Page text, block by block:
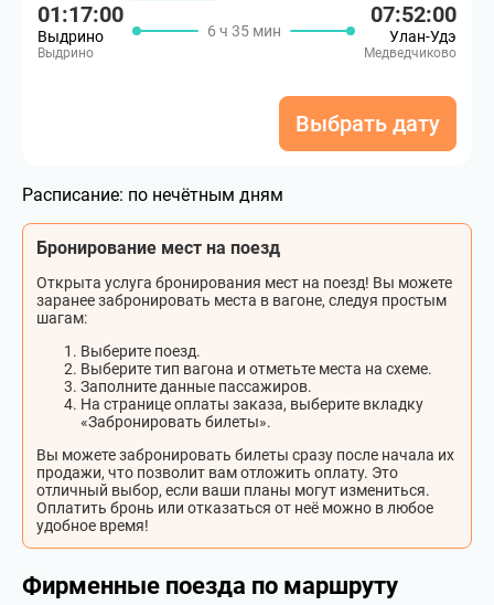
01:17:00
Выдрино
Выдрино
6 ч 35 мин
07:52:00
Улан-Удэ
Медведчиково
Выбрать дату
Расписание: по нечётным дням
Бронирование мест на поезд
Открыта услуга бронирования мест на поезд! Вы можете
заранее забронировать места в вагоне, следуя простым
шагам:
Выберите поезд.
Выберите тип вагона и отметьте места на схеме.
Заполните данные пассажиров.
На странице оплаты заказа, выберите вкладку
«Забронировать билеты».
Вы можете забронировать билеты сразу после начала их
продажи, что позволит вам отложить оплату. Это
отличный выбор, если ваши планы могут измениться.
Оплатить бронь или отказаться от неё можно в любое
удобное время!
Фирменные поезда по маршруту